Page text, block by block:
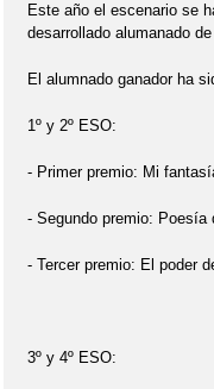
EDUCACIÓN
GALA PROVINCIAL DEL
JORNADAS DE PUERTAS
NO SOLO MOLINOS -
PRESENTACIÓN DEL
RADIO AIRÉN REVISTA
Este año el escenario se
desarrollado alumanado
El alumnado ganador ha
1º y 2º ESO:
- Primer premio: Mi
- Segundo premio: Poesía
- Tercer premio: El poder
3º y 4º ESO: